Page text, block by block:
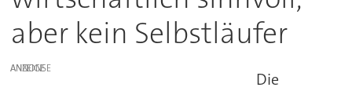
aber kein Selbstläufer
ANZEIGE
Die